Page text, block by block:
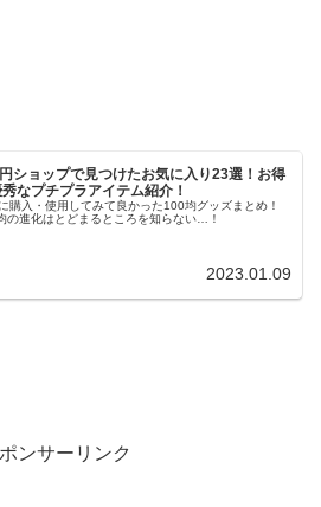
ショップで見つけたお気に入り23選！お得
なプチプラアイテム紹介！
購入・使用してみて良かった100均グッズまとめ！
の進化はとどまるところを知らない…！
2023.01.09
ンサーリンク